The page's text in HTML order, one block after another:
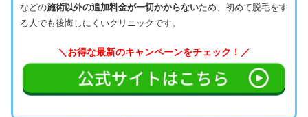
などの施術以外の追加料金が一切かからないため、初めて脱毛をす
る人でも後悔しにくいクリニックです。
＼お得な最新のキャンペーンをチェック！／